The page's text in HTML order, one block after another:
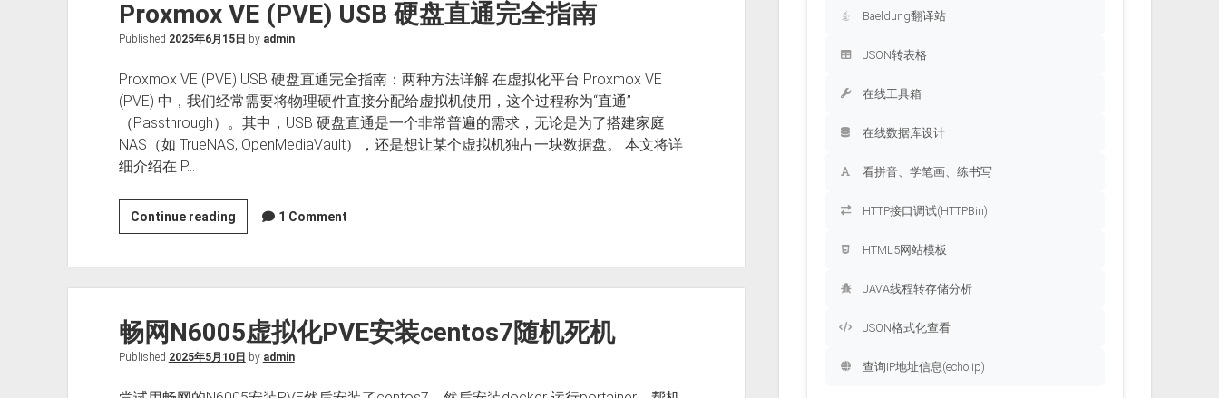
硬
通
教
程：
使
映
射
set)
Proxmox VE (PVE) USB 硬盘直通完全指南
Published 2025年6月15日 by admin
Proxmox VE (PVE) USB 硬盘直通完全指南：两种方法详解 在虚拟化平台 Proxmox VE
(PVE) 中，我们经常需要将物理硬件直接分配给虚拟机使用，这个过程称为“直通”
（Passthrough）。其中，USB 硬盘直通是一个非常普遍的需求，无论是为了搭建家庭
NAS（如 TrueNAS, OpenMediaVault），还是想让某个虚拟机独占一块数据盘。 本文将详
细介绍在 P…
Continue readingProxmox
VE
盘
直
完
1 Comment
畅网N6005虚拟化PVE安装centos7随机死机
Published 2025年5月10日 by admin
Baeldung翻译站
JSON转表格
在线工具箱
在线数据库设计
看拼音、学笔画、练书写
HTTP接口调试(HTTPBin)
HTML5网站模板
JAVA线程转存储分析
JSON格式化查看
查询IP地址信息(echo ip)